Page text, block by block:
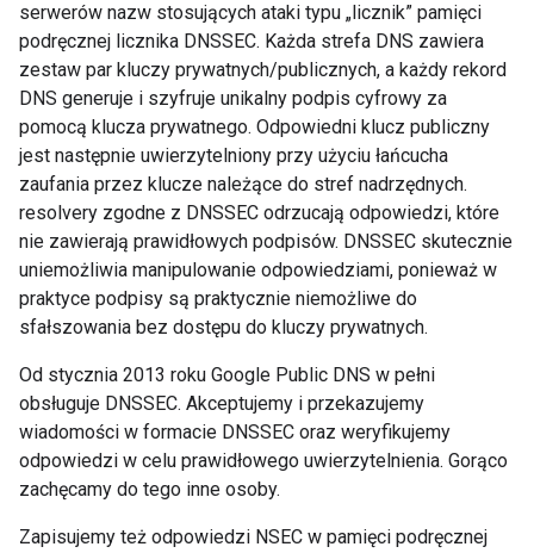
serwerów nazw stosujących ataki typu „licznik” pamięci
podręcznej licznika DNSSEC. Każda strefa DNS zawiera
zestaw par kluczy prywatnych/publicznych, a każdy rekord
DNS generuje i szyfruje unikalny podpis cyfrowy za
pomocą klucza prywatnego. Odpowiedni klucz publiczny
jest następnie uwierzytelniony przy użyciu łańcucha
zaufania przez klucze należące do stref nadrzędnych.
resolvery zgodne z DNSSEC odrzucają odpowiedzi, które
nie zawierają prawidłowych podpisów. DNSSEC skutecznie
uniemożliwia manipulowanie odpowiedziami, ponieważ w
praktyce podpisy są praktycznie niemożliwe do
sfałszowania bez dostępu do kluczy prywatnych.
Od stycznia 2013 roku Google Public DNS w pełni
obsługuje DNSSEC. Akceptujemy i przekazujemy
wiadomości w formacie DNSSEC oraz weryfikujemy
odpowiedzi w celu prawidłowego uwierzytelnienia. Gorąco
zachęcamy do tego inne osoby.
Zapisujemy też odpowiedzi NSEC w pamięci podręcznej